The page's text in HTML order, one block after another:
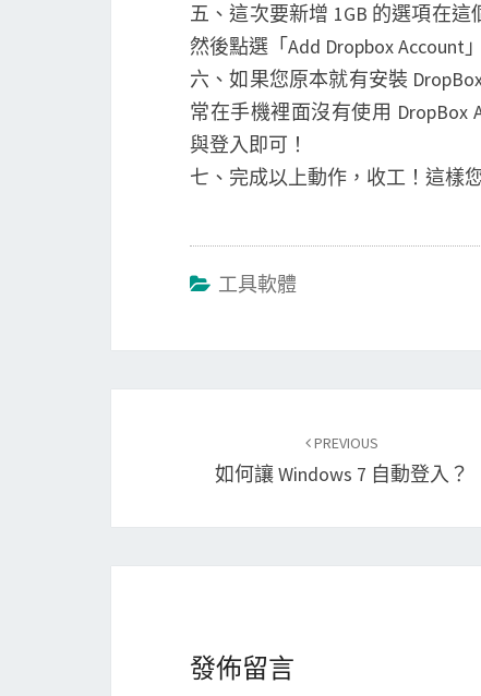
五、這次要新增 1GB 的選項在
然後點選「Add Dropbox Account
六、如果您原本就有安裝
常在手機裡面沒有使用 DropBox
與登入即可！
七、完成以上動作，收工！這樣
工具軟體
PREVIOUS
如何讓 Windows 7 自動登入？
發佈留言